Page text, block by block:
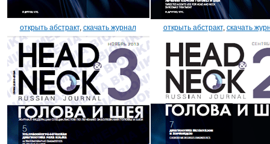
открыть абстракт, скачать журнал открыть абстракт, скачать